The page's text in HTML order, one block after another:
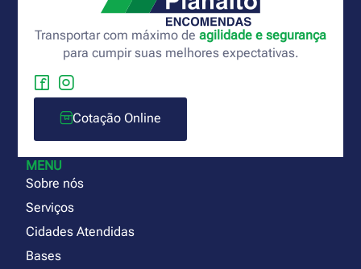
Transportar com máximo de agilidade e segurança
para cumpir suas melhores expectativas.
Cotação Online
MENU
Sobre nós
Serviços
Cidades Atendidas
Bases